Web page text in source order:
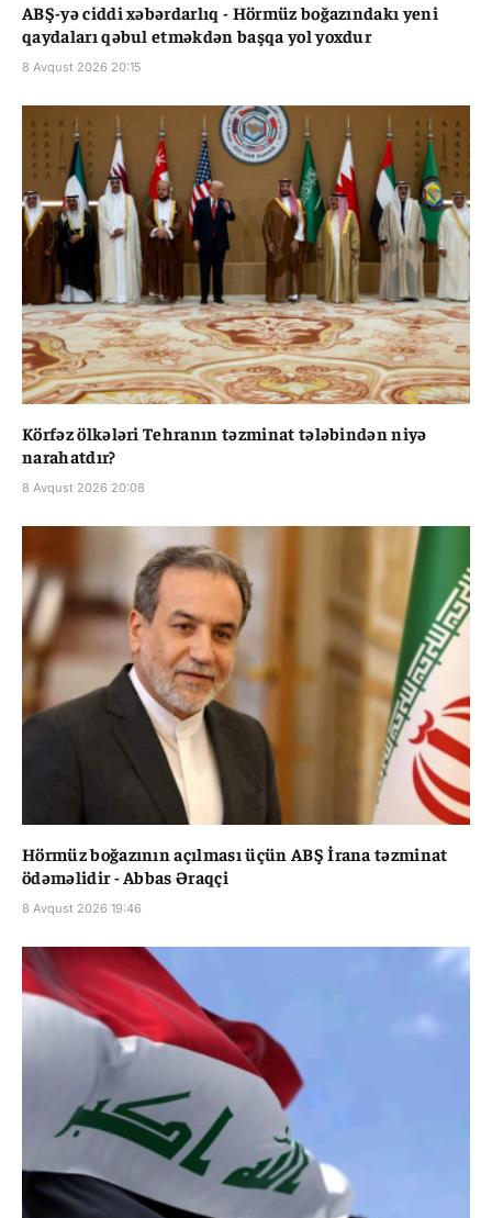
ABŞ-yə ciddi xəbərdarlıq - Hörmüz boğazındakı yeni
qaydaları qəbul etməkdən başqa yol yoxdur
8 Avqust 2026 20:15
Körfəz ölkələri Tehranın təzminat tələbindən niyə
narahatdır?
8 Avqust 2026 20:08
Hörmüz boğazının açılması üçün ABŞ İrana təzminat
ödəməlidir - Abbas Əraqçi
8 Avqust 2026 19:46